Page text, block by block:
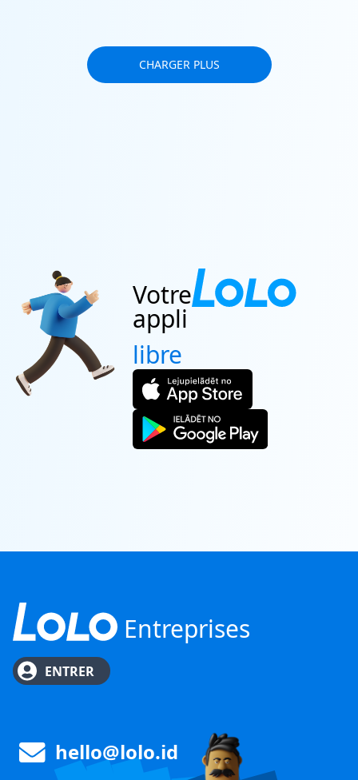
CHARGER PLUS
Votre
appli
libre
Entreprises
ENTRER
hello@lolo.id